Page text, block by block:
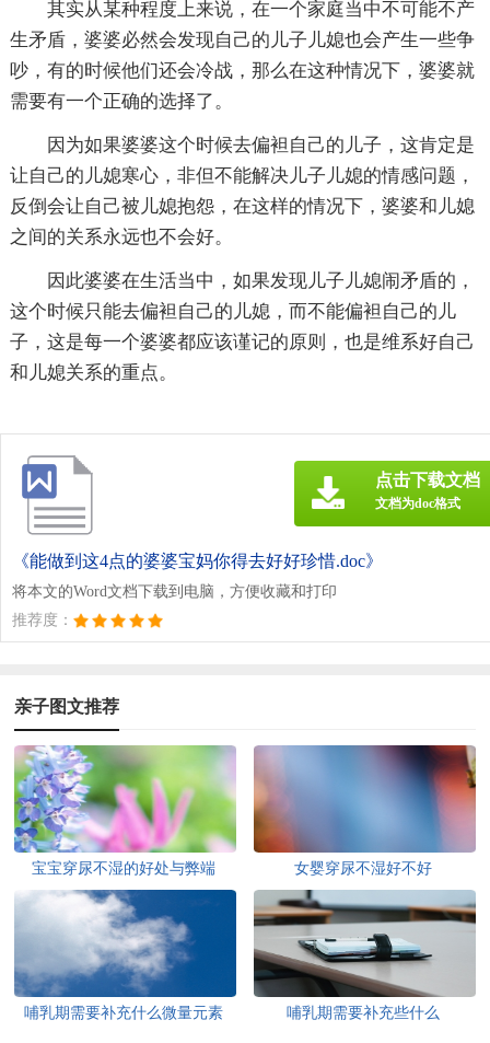
其实从某种程度上来说，在一个家庭当中不可能不产
生矛盾，婆婆必然会发现自己的儿子儿媳也会产生一些争
吵，有的时候他们还会冷战，那么在这种情况下，婆婆就
需要有一个正确的选择了。
因为如果婆婆这个时候去偏袒自己的儿子，这肯定是
让自己的儿媳寒心，非但不能解决儿子儿媳的情感问题，
反倒会让自己被儿媳抱怨，在这样的情况下，婆婆和儿媳
之间的关系永远也不会好。
因此婆婆在生活当中，如果发现儿子儿媳闹矛盾的，
这个时候只能去偏袒自己的儿媳，而不能偏袒自己的儿
子，这是每一个婆婆都应该谨记的原则，也是维系好自己
和儿媳关系的重点。
《能做到这4点的婆婆宝妈你得去好好珍惜.doc》
将本文的Word文档下载到电脑，方便收藏和打印
推荐度：
点击下载文档
文档为doc格式
亲子图文推荐
宝宝穿尿不湿的好处与弊端 女婴穿尿不湿好不好
哺乳期需要补充什么微量元素 哺乳期需要补充些什么